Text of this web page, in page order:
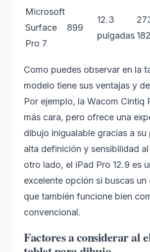
Microsoft
Surface
Pro 7
899
12.3
pulgadas
Como puedes observar en la
modelo tiene sus ventajas y
Por ejemplo, la Wacom Cintiq
más cara, pero ofrece una
dibujo inigualable gracias a su
alta definición y sensibilidad
otro lado, el iPad Pro 12.9 es
excelente opción si buscas
que también funcione bien
convencional.
Factores a considerar al